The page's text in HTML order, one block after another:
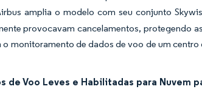
amplia o modelo com seu conjunto
provocavam cancelamentos, protegendo
monitoramento de dados de voo de um centro
Voo Leves e Habilitadas para Nuvem